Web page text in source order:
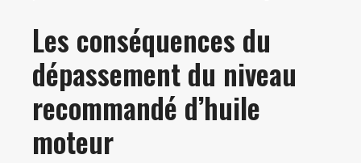
Les conséquences du
dépassement du niveau
recommandé d’huile
moteur